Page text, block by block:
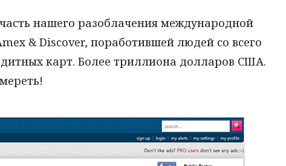
нашего разоблачения международной
& Discover, поработившей людей со всего
карт. Более триллиона долларов США.